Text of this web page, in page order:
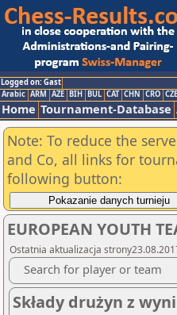
Logged on: Gast
Arabic ARM AZE BIH BUL CAT CHN CRO CZE
Home Tournament-Database
Note: To reduce the
and Co, all links for
following button:
EUROPEAN YOUTH
Ostatnia aktualizacja
Search for player or team
Składy drużyn z